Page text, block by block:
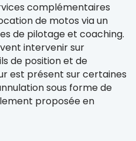
complémentaires
de motos via un
de pilotage et coaching.
intervenir sur
de position et de
est présent sur certaines
sous forme de
proposée en